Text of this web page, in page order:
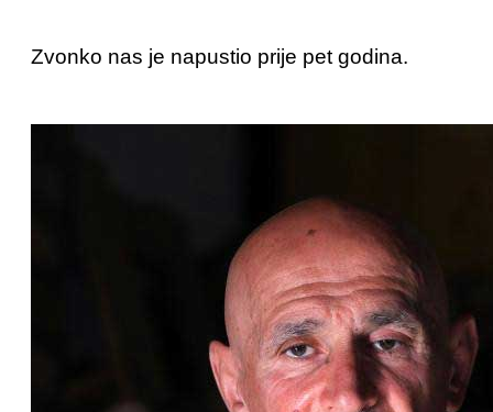
Zvonko nas je napustio prije pet godina.